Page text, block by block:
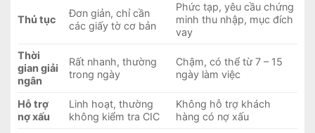
Thủ tục
Đơn giản, chỉ cần
các giấy tờ cơ bản
Phức tạp, yêu cầu chứng
minh thu nhập, mục đích
vay
Thời
gian giải
ngân
Rất nhanh, thường
trong ngày
Chậm, có thể từ 7 – 15
ngày làm việc
Hỗ trợ
nợ xấu
Linh hoạt, thường
không kiểm tra CIC
Không hỗ trợ khách
hàng có nợ xấu